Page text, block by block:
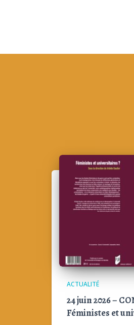
ACTUALITÉ
24 juin 2026 –
Féministes et